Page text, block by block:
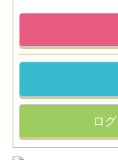
ロ